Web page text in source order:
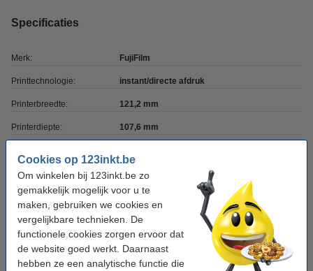
Cookies op 123inkt.be
Om winkelen bij 123inkt.be zo
gemakkelijk mogelijk voor u te
maken, gebruiken we cookies en
vergelijkbare technieken. De
functionele cookies zorgen ervoor dat
de website goed werkt. Daarnaast
hebben ze een analytische functie die
Specificaties
Merk: FujiFilm
Printtechnologie: instant/directe afdruk
Printerbreedte: 121,2 mm
Printerdiepte: 107,6 mm
Voeding: AA batterijen
Extra info: uw oude apparaat
Extra batterijen meebestellen
Q-Nomic MN1500 Penlite AA batterij 24 stuks